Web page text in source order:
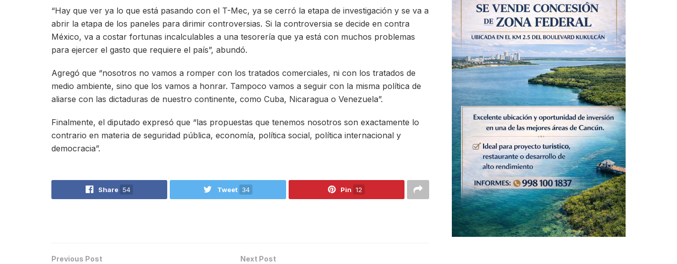
“Hay que ver ya lo que está pasando con el T-Mec, ya se cerró la etapa de investigación y se va a
abrir la etapa de los paneles para dirimir controversias. Si la controversia se decide en contra
México, va a costar fortunas incalculables a una tesorería que ya está con muchos problemas
para ejercer el gasto que requiere el país”, abundó.
Agregó que “nosotros no vamos a romper con los tratados comerciales, ni con los tratados de
medio ambiente, sino que los vamos a honrar. Tampoco vamos a seguir con la misma política de
aliarse con las dictaduras de nuestro continente, como Cuba, Nicaragua o Venezuela”.
Finalmente, el diputado expresó que “las propuestas que tenemos nosotros son exactamente lo
contrario en materia de seguridad pública, economía, política social, política internacional y
democracia”.
Share 54 Tweet 34 Pin 12
Previous Post Next Post